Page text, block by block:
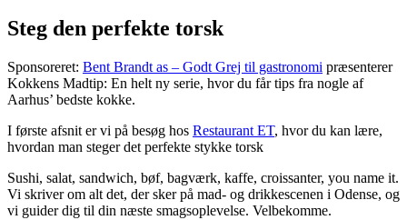
Steg den perfekte torsk
Sponsoreret: Bent Brandt as – Godt Grej til gastronomi præsenterer
Kokkens Madtip: En helt ny serie, hvor du får tips fra nogle af
Aarhus’ bedste kokke.
I første afsnit er vi på besøg hos Restaurant ET, hvor du kan lære,
hvordan man steger det perfekte stykke torsk
Sushi, salat, sandwich, bøf, bagværk, kaffe, croissanter, you name it.
Vi skriver om alt det, der sker på mad- og drikkescenen i Odense, og
vi guider dig til din næste smagsoplevelse. Velbekomme.